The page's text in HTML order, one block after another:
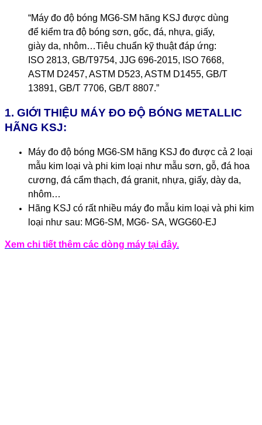
“Máy đo độ bóng MG6-SM hãng KSJ được dùng
để kiểm tra độ bóng sơn, gốc, đá, nhựa, giấy,
giày da, nhôm…Tiêu chuẩn kỹ thuật đáp ứng:
ISO 2813, GB/T9754, JJG 696-2015, ISO 7668,
ASTM D2457, ASTM D523, ASTM D1455, GB/T
13891, GB/T 7706, GB/T 8807.”
1. GIỚI THIỆU MÁY ĐO ĐỘ BÓNG METALLIC
HÃNG KSJ:
Máy đo độ bóng MG6-SM hãng KSJ đo được cả 2 loại
mẫu kim loại và phi kim loại như mẫu sơn, gỗ, đá hoa
cương, đá cẩm thạch, đá granit, nhựa, giấy, dày da,
nhôm…
Hãng KSJ có rất nhiều máy đo mẫu kim loại và phi kim
loại như sau: MG6-SM, MG6- SA, WGG60-EJ
Xem chi tiết thêm các dòng máy tại đây.